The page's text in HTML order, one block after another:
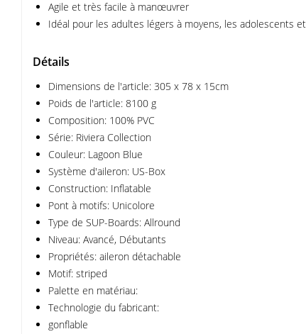
Agile et très facile à manœuvrer
Idéal pour les adultes légers à moyens, les adolescents
Détails
Dimensions de l'article: 305 x 78 x 15cm
Poids de l'article: 8100 g
Composition: 100% PVC
Série: Riviera Collection
Couleur: Lagoon Blue
Système d'aileron: US-Box
Construction: Inflatable
Pont à motifs: Unicolore
Type de SUP-Boards: Allround
Niveau: Avancé, Débutants
Propriétés: aileron détachable
Motif: striped
Palette en matériau:
Technologie du fabricant:
gonflable